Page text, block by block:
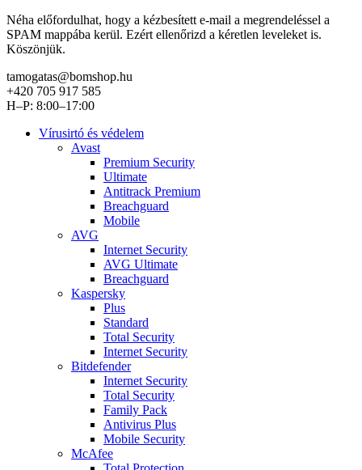
Néha előfordulhat, hogy a kézbesített e-mail a megrendeléssel a
SPAM mappába kerül. Ezért ellenőrizd a kéretlen leveleket is.
Köszönjük.
tamogatas@bomshop.hu
+420 705 917 585
H–P: 8:00–17:00
Vírusirtó és védelem
Avast
Premium Security
Ultimate
Antitrack Premium
Breachguard
Mobile
AVG
Internet Security
AVG Ultimate
Breachguard
Kaspersky
Plus
Standard
Total Security
Internet Security
Bitdefender
Internet Security
Total Security
Family Pack
Antivirus Plus
Mobile Security
McAfee